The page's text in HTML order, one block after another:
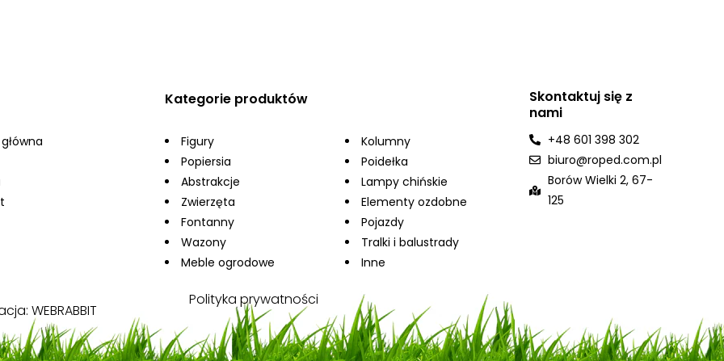
Kategorie produktów
Figury
Popiersia
Abstrakcje
Zwierzęta
Fontanny
Wazony
Meble ogrodowe
Kolumny
Poidełka
Lampy chińskie
Elementy ozdobne
Pojazdy
Tralki i balustrady
Inne
Skontaktuj się z
nami
+48 601 398 302
biuro@roped.com.pl
Borów Wielki 2, 67-
125
WEBRABBIT
Polityka prywatności